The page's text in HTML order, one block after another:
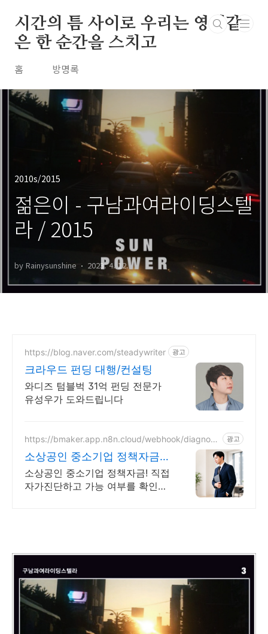
시간의 틈 사이로 우리는 영원같
은 한 순간을 스치고
홈 방명록
2010s/2015
젊은이 - 구남과여라이딩스텔
라 / 2015
by Rainysunshine 2023. 4. 12.
https://blog.naver.com/steadywriter 광고
크라우드 펀딩 대행/컨설팅
와디즈 텀블벅 31억 펀딩 전문가
유성우가 도와드립니다
https://bmaker.app.n8n.cloud/webhook/diagnosi
광고
소상공인 중소기업 정책자금
정책자금 1분 무료 자가진단
소상공인 중소기업 정책자금! 직접
자가진단하고 가능 여부를 확인해